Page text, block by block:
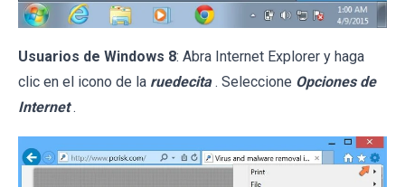
Usuarios de Windows 8: Abra Internet Explorer y haga
clic en el icono de la ruedecita . Seleccione Opciones de
Internet .